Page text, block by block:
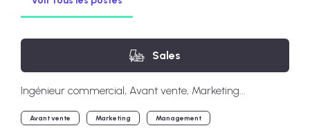
Sales
Ingénieur commercial, Avant vente, Marketing...
Avant vente Marketing Management